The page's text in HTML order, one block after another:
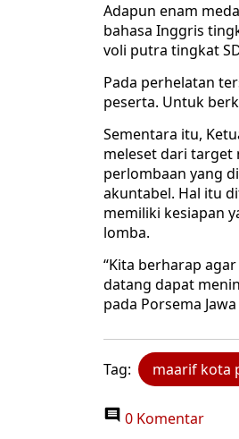
Adapun enam
bahasa Inggris
voli putra tingkat
Pada perhelatan
peserta. Untuk
Sementara itu,
meleset dari target
perlombaan yang
akuntabel. Hal itu
memiliki kesiapan
lomba.
“Kita berharap
datang dapat
pada Porsema
Tag: maarif kota
0 Komentar